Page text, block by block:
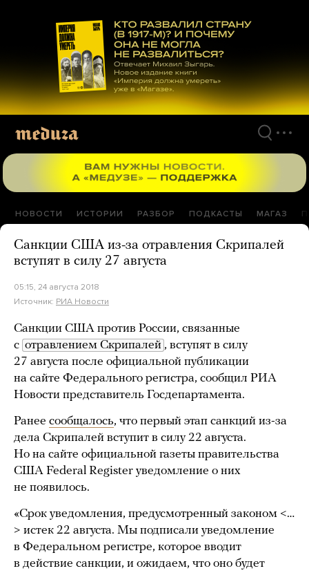
материалам
НОВОСТИ ИСТОРИИ РАЗБОР ПОДКАСТЫ МАГАЗ
Санкции США из-за отравления Скрипалей
вступят в силу 27 августа
05:15, 24 августа 2018
Источник: РИА Новости
Санкции США против России, связанные
с отравлением Скрипалей , вступят в силу
27 августа после официальной публикации
на сайте Федерального регистра, сообщил РИА
Новости представитель Госдепартамента.
Ранее сообщалось, что первый этап санкций из-за
дела Скрипалей вступит в силу 22 августа.
Но на сайте официальной газеты правительства
США Federal Register уведомление о них
не появилось.
«Срок уведомления, предусмотренный законом <…
> истек 22 августа. Мы подписали уведомление
в Федеральном регистре, которое вводит
в действие санкции, и ожидаем, что оно будет